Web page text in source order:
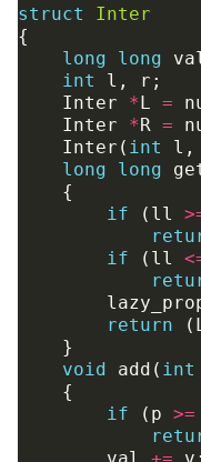
struct
Inter
{
long
long
int
l , r ;
Inter
*L =
Inter
*R =
Inter ( int l ,
long
long
{
if
( ll
if
( ll
return
(
}
void
add ( int
{
if
( p >=